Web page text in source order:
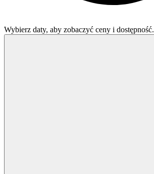
Wybierz daty, aby zobaczyć ceny i dostępność.